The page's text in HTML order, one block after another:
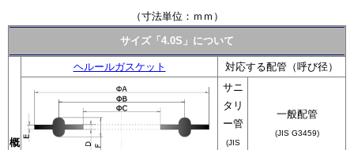
（寸法単位：ｍｍ）
サイズ「4.0S」について
概
ヘルールガスケット
対応する配管（呼び径）
サニ
タリ
ー管
(JIS
一般配管
(JIS G3459)